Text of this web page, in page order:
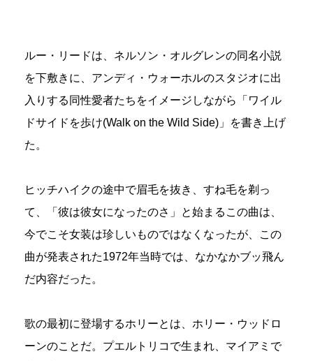
ルー・リードは、ネルソン・オルグレンの同名小説
を下敷きに、アンディ・ウォーホルのスタジオに出
入りする同性愛者たちをイメージしながら「ワイル
ドサイドを歩け(Walk on the Wild Side)」を書き上げ
た。
ヒッチハイクの途中で眉毛を抜き、すね毛を剃っ
て、「彼は彼女になったのさ」と始まるこの曲は、
今でこそ女装は珍しいものではなくなったが、この
曲が発表された1972年当時では、なかなかブッ飛ん
だ内容だった。
歌の最初に登場するホリーとは、ホリー・ウッドロ
ーンのことだ。プエルトリコで生まれ、マイアミで